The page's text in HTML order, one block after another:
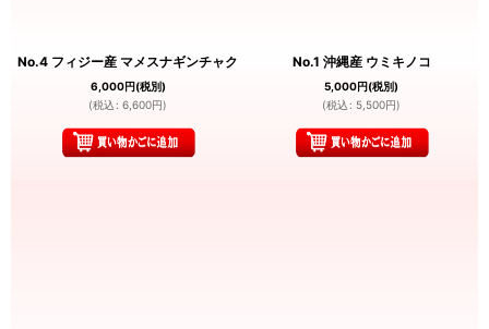
No.4 フィジー産 マメスナギンチャク
6,000円(税別)
(税込 : 6,600円)
No.1 沖縄産 ウミキノコ
5,000円(税別)
(税込 : 5,500円)